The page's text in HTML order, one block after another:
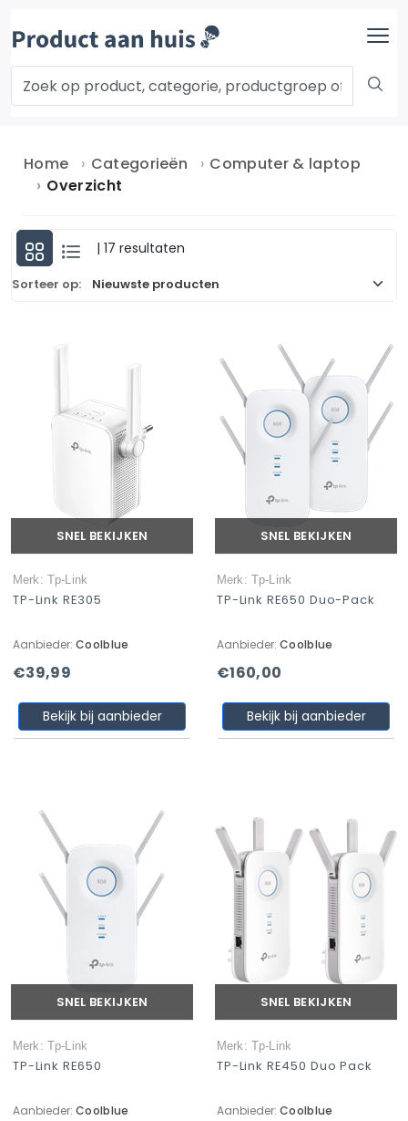
Home Categorieën
Computer & laptop
Overzicht
| 17 resultaten
Sorteer op:
SNEL BEKIJKEN
Merk: Tp-Link
TP-Link RE305
Aanbieder: Coolblue
€39,99
Bekijk bij aanbieder
SNEL BEKIJKEN
Merk: Tp-Link
TP-Link RE650 Duo-Pack
Aanbieder: Coolblue
€160,00
Bekijk bij aanbieder
SNEL BEKIJKEN
Merk: Tp-Link
TP-Link RE650
Aanbieder: Coolblue
SNEL BEKIJKEN
Merk: Tp-Link
TP-Link RE450 Duo Pack
Aanbieder: Coolblue